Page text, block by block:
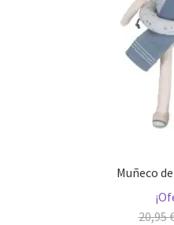
Muñeco
20,95